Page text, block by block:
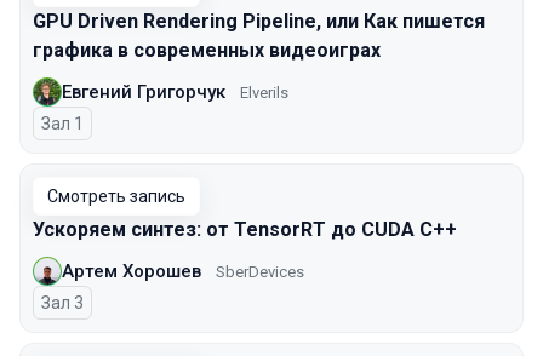
GPU Driven Rendering Pipeline, или Как пишется
графика в современных видеоиграх
Евгений Григорчук Elverils
Зал 1
Смотреть запись
Ускоряем синтез: от TensorRT до CUDA C++
Артем Хорошев SberDevices
Зал 3